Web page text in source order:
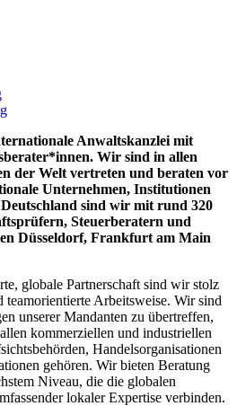
Anwaltskanzlei mit
Wir sind in allen
der Welt vertreten und beraten vor
Unternehmen, Institutionen
sind wir mit rund 320
Steuerberatern und
Düsseldorf, Frankfurt am Main
globale Partnerschaft sind wir stolz
teamorientierte Arbeitsweise. Wir sind
unserer Mandanten zu übertreffen,
kommerziellen und industriellen
Handelsorganisationen
gehören. Wir bieten Beratung
Niveau, die die globalen
lokaler Expertise verbinden.